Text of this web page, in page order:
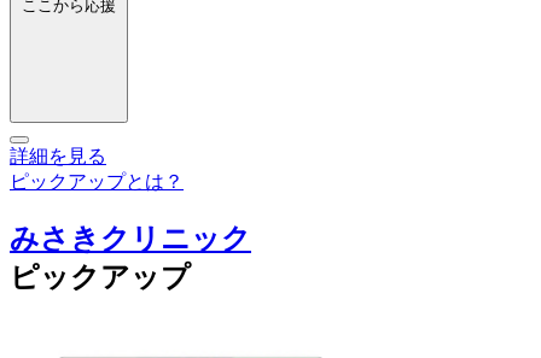
ここから応援
詳細を見る
ピックアップとは？
みさきクリニック
ピックアップ